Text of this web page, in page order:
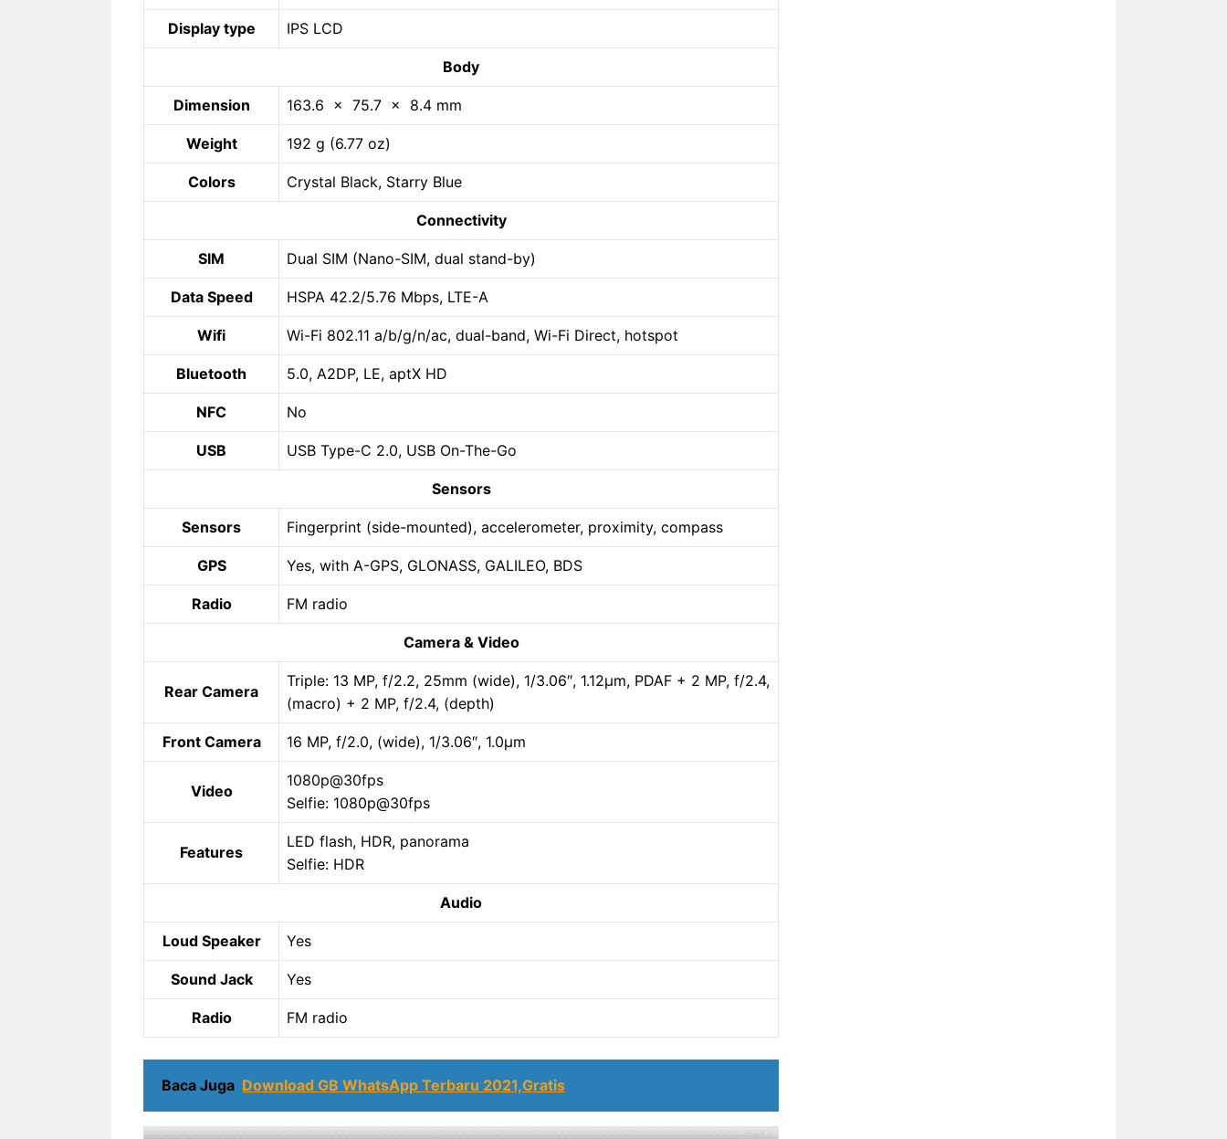
Display type IPS LCD
Body
Dimension 163.6 x 75.7 x 8.4 mm
Weight 192 g (6.77 oz)
Colors Crystal Black, Starry Blue
Connectivity
SIM Dual SIM (Nano-SIM, dual stand-by)
Data Speed HSPA 42.2/5.76 Mbps, LTE-A
Wifi Wi-Fi 802.11 a/b/g/n/ac, dual-band, Wi-Fi Direct, hotspot
Bluetooth 5.0, A2DP, LE, aptX HD
NFC No
USB USB Type-C 2.0, USB On-The-Go
Sensors
Sensors Fingerprint (side-mounted), accelerometer, proximity, compass
GPS Yes, with A-GPS, GLONASS, GALILEO, BDS
Radio FM radio
Camera & Video
Rear Camera
Triple: 13 MP, f/2.2, 25mm (wide), 1/3.06″, 1.12µm, PDAF + 2 MP, f/2.4,
(macro) + 2 MP, f/2.4, (depth)
Front Camera 16 MP, f/2.0, (wide), 1/3.06″, 1.0µm
Video
1080p@30fps
Selfie: 1080p@30fps
Features
LED flash, HDR, panorama
Selfie: HDR
Audio
Loud Speaker Yes
Sound Jack Yes
Radio FM radio
Baca Juga Download GB WhatsApp Terbaru 2021,Gratis